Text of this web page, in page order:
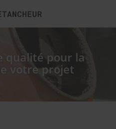
qualité pour la
votre projet